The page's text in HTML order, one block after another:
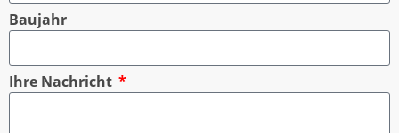
Baujahr
Ihre Nachricht